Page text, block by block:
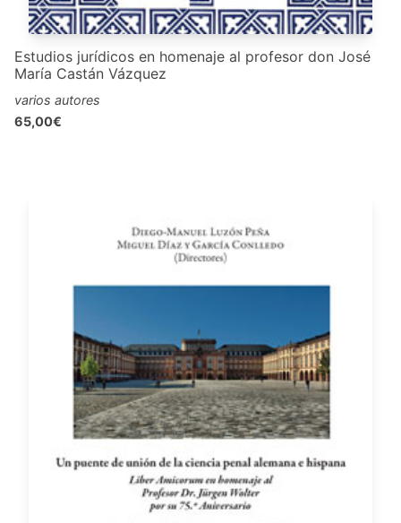
Estudios jurídicos en homenaje al profesor don José
María Castán Vázquez
varios autores
65,00€